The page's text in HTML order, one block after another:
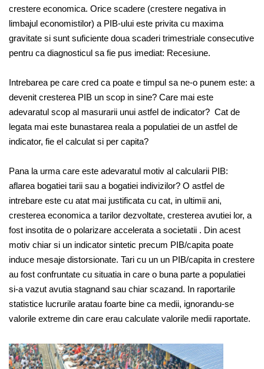
crestere economica. Orice scadere (crestere negativa in
limbajul economistilor) a PIB-ului este privita cu maxima
gravitate si sunt suficiente doua scaderi trimestriale consecutive
pentru ca diagnosticul sa fie pus imediat: Recesiune.
Intrebarea pe care cred ca poate e timpul sa ne-o punem este: a
devenit cresterea PIB un scop in sine? Care mai este
adevaratul scop al masurarii unui astfel de indicator? Cat de
legata mai este bunastarea reala a populatiei de un astfel de
indicator, fie el calculat si per capita?
Pana la urma care este adevaratul motiv al calcularii PIB:
aflarea bogatiei tarii sau a bogatiei indivizilor? O astfel de
intrebare este cu atat mai justificata cu cat, in ultimii ani,
cresterea economica a tarilor dezvoltate, cresterea avutiei lor, a
fost insotita de o polarizare accelerata a societatii . Din acest
motiv chiar si un indicator sintetic precum PIB/capita poate
induce mesaje distorsionate. Tari cu un un PIB/capita in crestere
au fost confruntate cu situatia in care o buna parte a populatiei
si-a vazut avutia stagnand sau chiar scazand. In raportarile
statistice lucrurile aratau foarte bine ca medii, ignorandu-se
valorile extreme din care erau calculate valorile medii raportate.